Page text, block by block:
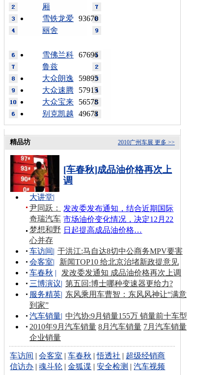
厢
93670
雪铁龙爱
丽舍
67696
雪佛兰科
鲁兹
59895
大众朗逸
57915
大众速腾
56578
大众宝来
49678
别克凯越
更多 >>
2010广州车展
精品坊
[车春秋]成品油价格再次上
调
发改委发布通知，结合近期国际
市场油价变化情况，决定12月22
日起提高成品油价格…
大讲堂|
尹同跃：
奇瑞汽车
梦想和野
心并存
车访间| 于洪江:马自达8切中公商务MPV要害
会客室|
新闻TOP10 给北京治堵新政提意见
车春秋 |
发改委发通知 成品油价格再次上调
三博演议| 第五回:博士哪种变速器更给力?
服务精英| 东风乘用车曹智：东风风神让“满意
到家”
汽车销量| 中汽协:9月销量155万 销量前十车型
2010年9月汽车销量 8月汽车销量 7月汽车销量
企业销量
车访间 |会客室 |车春秋 |悟透社 | 超级经销商
信访办 |魂斗轮 |金狐谍 |安全检测 |汽车视频